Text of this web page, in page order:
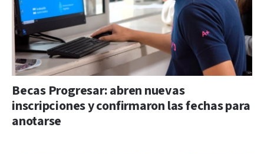
Becas Progresar: abren nuevas
inscripciones y confirmaron las fechas para
anotarse